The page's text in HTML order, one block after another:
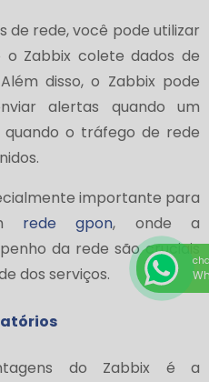
de rede, você pode utilizar
o Zabbix colete dados de
disso, o Zabbix pode
alertas quando um
o tráfego de rede
importante para
rede gpon, onde a
da rede são cruciais
dos serviços.
do Zabbix é a